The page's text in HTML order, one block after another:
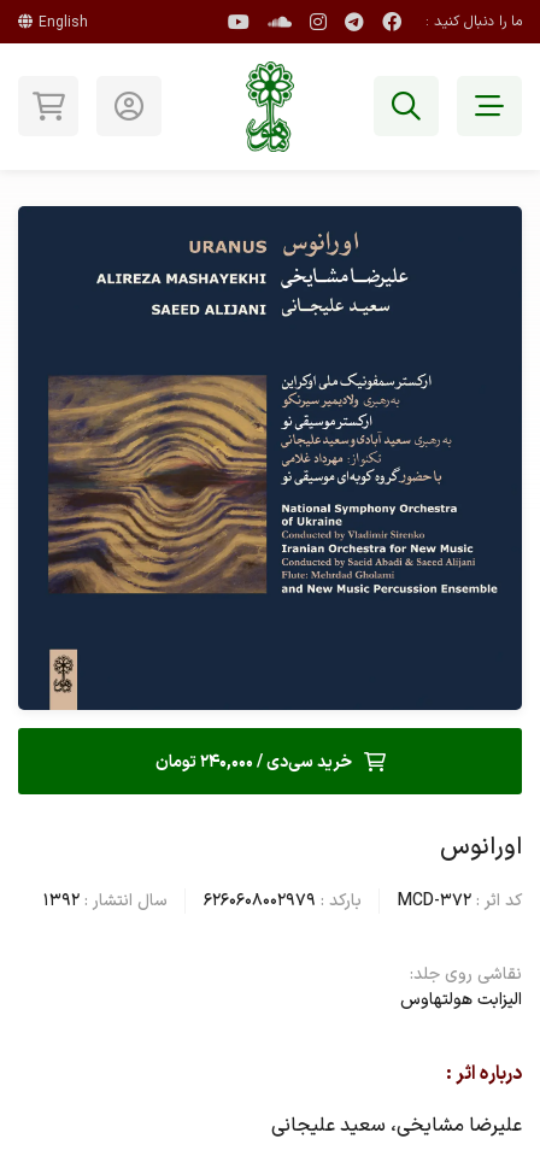
ما را دنبال کنید : English
خرید سی‌دی / 240,000 تومان
اورانوس
کد اثر : MCD-372 بارکد : 6260608002979 سال انتشار : 1392
نقاشی روی جلد:
الیزابت هولتهاوس
درباره اثر :
علیرضا مشایخی، سعید علیجانی